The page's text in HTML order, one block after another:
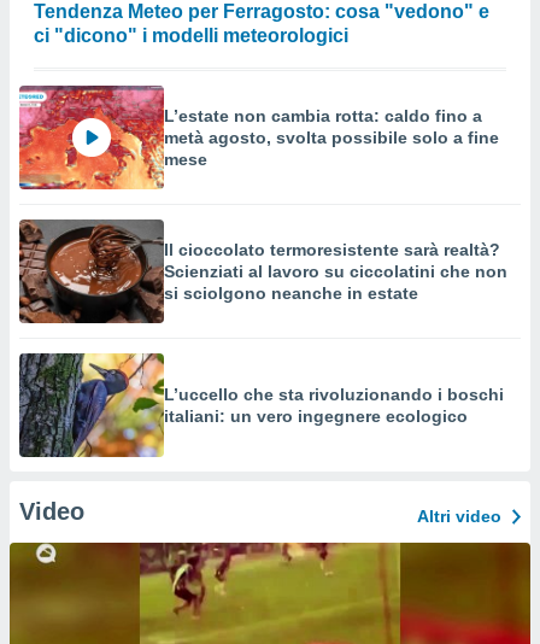
Tendenza Meteo per Ferragosto: cosa "vedono" e
ci "dicono" i modelli meteorologici
L’estate non cambia rotta: caldo fino a
metà agosto, svolta possibile solo a fine
mese
Il cioccolato termoresistente sarà realtà?
Scienziati al lavoro su ciccolatini che non
si sciolgono neanche in estate
L’uccello che sta rivoluzionando i boschi
italiani: un vero ingegnere ecologico
Video Altri video